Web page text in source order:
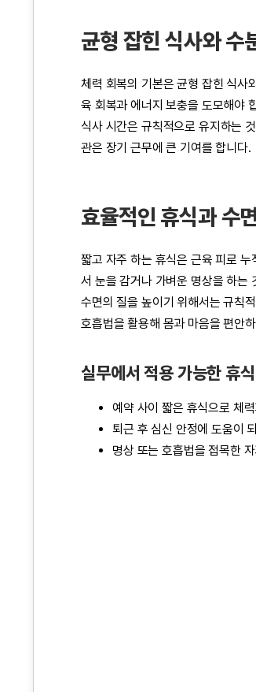
균형 잡힌 식사와 수
체력 회복의 기본은 균형 잡힌 식사
육 회복과 에너지 보충을 도모해야
식사 시간은 규칙적으로 유지하는
관은 장기 근무에 큰 기여를 합니다.
효율적인 휴식과 수
짧고 자주 하는 휴식은 근육 피로
서 눈을 감거나 가벼운 명상을 하는
수면의 질을 높이기 위해서는 규칙
호흡법을 활용해 몸과 마음을 편안
실무에서 적용 가능한 휴
예약 사이 짧은 휴식으로 체
퇴근 후 심신 안정에 도움이
명상 또는 호흡법을 접목한